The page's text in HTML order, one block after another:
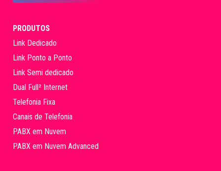
PRODUTOS
Link Dedicado
Link Ponto a Ponto
Link Semi dedicado
Dual Full² Internet
Telefonia Fixa
Canais de Telefonia
PABX em Nuvem
PABX em Nuvem Advanced